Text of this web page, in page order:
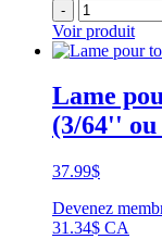
-
Voir produit
Lame
(3/64'' ou
37.99$
Devenez
31.34$ CA